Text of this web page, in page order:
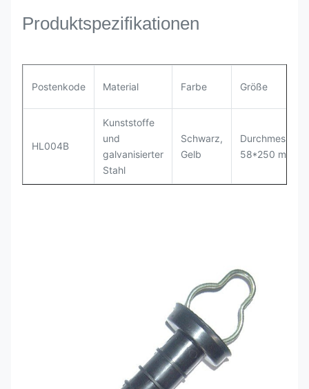
Produktspezifikationen
Postenkode Material Farbe Größe
HL004B
Kunststoffe
und
galvanisierter
Stahl
Schwarz,
Gelb
Durchmesser
58*250 mm